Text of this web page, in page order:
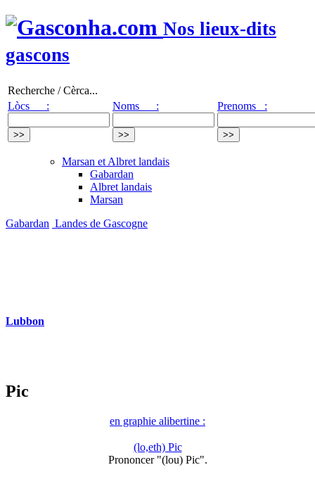
Nos lieux-dits
gascons
Recherche / Cèrca...
Lòcs :
Noms : Prenoms :
Marsan et Albret landais
Gabardan
Albret landais
Marsan
Gabardan Landes de Gascogne
Lubbon
Pic
en graphie alibertine :
(lo,eth) Pic
Prononcer "(lou) Pic".